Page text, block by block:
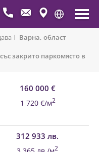
Варна, област
закрито паркомясто в
160 000 €
1 720 €/м2
312 933 лв.
2